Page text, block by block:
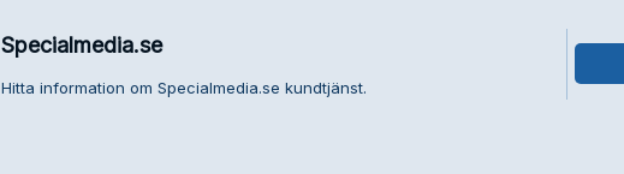
Specialmedia.se
Hitta information om Specialmedia.se kundtjänst.